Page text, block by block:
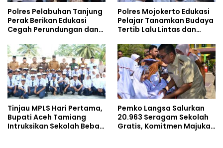
Polres Pelabuhan Tanjung
Perak Berikan Edukasi
Cegah Perundungan dan
kepada Pelajar MPLS
Polres Mojokerto Edukasi
Pelajar Tanamkan Budaya
Tertib Lalu Lintas dan
Tinjau MPLS Hari Pertama,
Bupati Aceh Tamiang
Intruksikan Sekolah Bebas
Pemko Langsa Salurkan
20.963 Seragam Sekolah
Gratis, Komitmen Majukan